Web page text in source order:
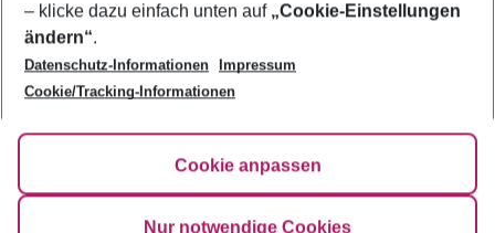
AGB
Bestpreisgarantie
Cookie-Einstellungen ändern
Cookie-Richtlinie
Impressum
Agenturbetreuung
Barrierefreies Reisen
HanseMerkur Reiseversicherung
Hilfe & Kontakt
Folge uns
– klicke dazu einfach unten auf „Cookie-Einstellungen
ändern“.
Datenschutz-Informationen
Impressum
Cookie/Tracking-Informationen
Cookie anpassen
Nur notwendige Cookies